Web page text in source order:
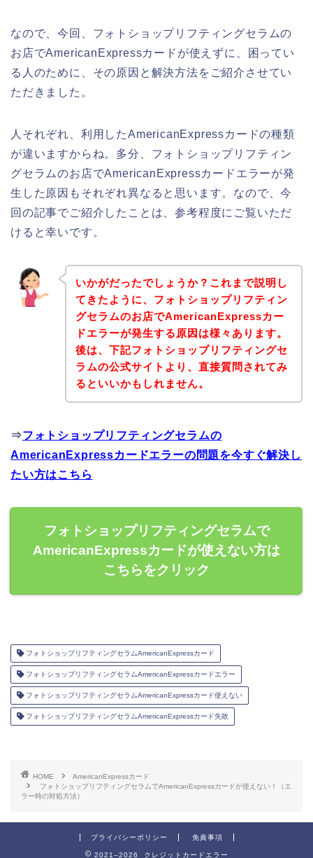
なので、今回、フォトショップリフティングセラムの
お店でAmericanExpressカードが使えずに、困ってい
る人のために、その原因と解決方法をご紹介させてい
ただきました。
人それぞれ、利用したAmericanExpressカードの種類
が違いますからね。多分、フォトショップリフティン
グセラムのお店でAmericanExpressカードエラーが発
生した原因もそれぞれ異なると思います。なので、今
回の記事でご紹介したことは、参考程度にご覧いただ
けると幸いです。
いかがだったでしょうか？これまで説明し
てきたように、フォトショップリフティン
グセラムのお店でAmericanExpressカー
ドエラーが発生する原因は様々あります。
後は、下記フォトショップリフティングセ
ラムの公式サイトより、直接質問されてみ
るといいかもしれません。
⇒フォトショップリフティングセラムの
AmericanExpressカードエラーの問題を今すぐ解決し
たい方はこちら
フォトショップリフティングセラムで
AmericanExpressカードが使えない方は
こちらをクリック
フォトショップリフティングセラムAmericanExpressカード
フォトショップリフティングセラムAmericanExpressカードエラー
フォトショップリフティングセラムAmericanExpressカード使えない
フォトショップリフティングセラムAmericanExpressカード失敗
HOME
AmericanExpressカード
フォトショップリフティングセラムでAmericanExpressカードが使えない！（エ
ラー時の対処方法）
プライバシーポリシー 免責事項
2021–2026 クレジットカードエラー